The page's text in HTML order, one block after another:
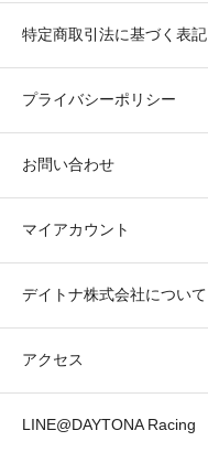
特定商取引法に基づく表記
プライバシーポリシー
お問い合わせ
マイアカウント
デイトナ株式会社について
アクセス
LINE@DAYTONA Racing